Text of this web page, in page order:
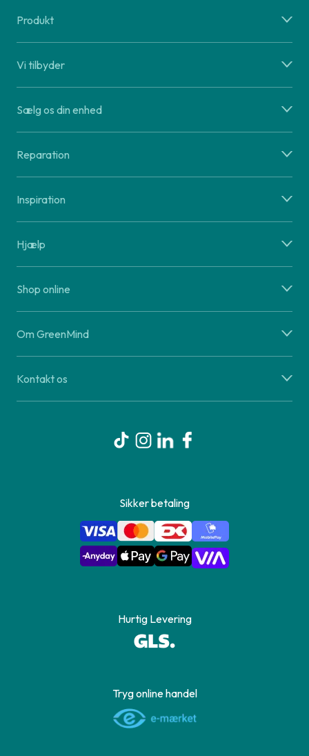
Produkt
Vi tilbyder
Sælg os din enhed
Reparation
Inspiration
Hjælp
Shop online
Om GreenMind
Kontakt os
Sikker betaling
Hurtig Levering
Tryg online handel